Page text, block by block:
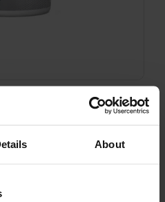
About
utrzymanie zdrowia